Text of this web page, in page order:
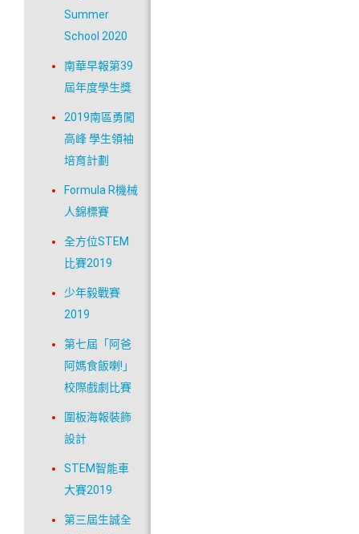
Summer
School 2020
南華早報第39
屆年度學生獎
2019南區勇闖
高峰 學生領袖
培育計劃
Formula R機械
人錦標賽
全方位STEM
比賽2019
少年毅戰賽
2019
第七屆「阿爸
阿媽食飯喇!」
校際戲劇比賽
圍板海報裝飾
設計
STEM智能車
大賽2019
第三屆生誠全